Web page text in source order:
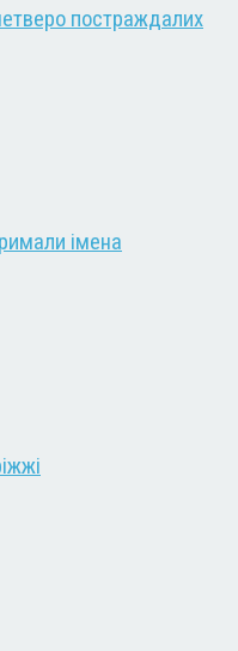
постраждалих
імена